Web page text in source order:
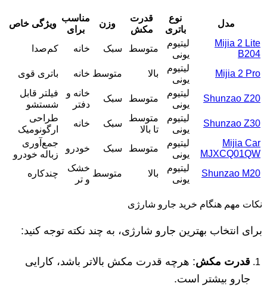
مدل
نوع
باتری
قدرت
مکش
وزن
مناسب
برای
ویژگی خاص
Mijia 2 Lite
B204
لیتیوم
یونی
متوسط سبک خانه کم‌صدا
Mijia 2 Pro
لیتیوم
یونی
بالا متوسط خانه باتری قوی
Shunzao Z20
لیتیوم
یونی
متوسط سبک
خانه و
دفتر
فیلتر قابل
شستشو
Shunzao Z30
لیتیوم
یونی
متوسط
تا بالا
سبک خانه
طراحی
ارگونومیک
Mijia Car
MJXCQ01QW
لیتیوم
یونی
متوسط سبک خودرو
جمع‌آوری
زباله خودرو
Shunzao M20
لیتیوم
یونی
بالا متوسط
خشک
و تر
چندکاره
نکات مهم هنگام خرید جارو شارژی
برای انتخاب بهترین جارو شارژی، به چند نکته توجه کنید:
قدرت مکش: هرچه قدرت مکش بالاتر باشد، کارایی
جارو بیشتر است.